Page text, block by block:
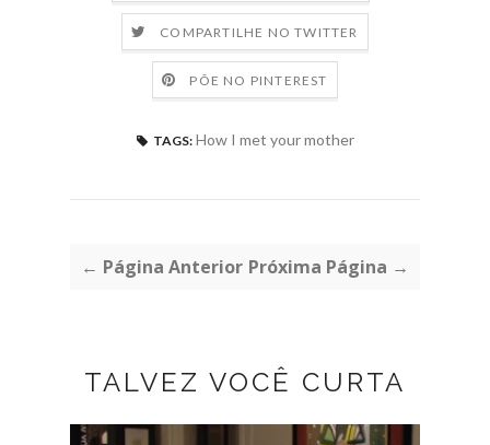
COMPARTILHE NO TWITTER
PÕE NO PINTEREST
TAGS: How I met your mother
← Página Anterior Próxima Página →
TALVEZ VOCÊ CURTA